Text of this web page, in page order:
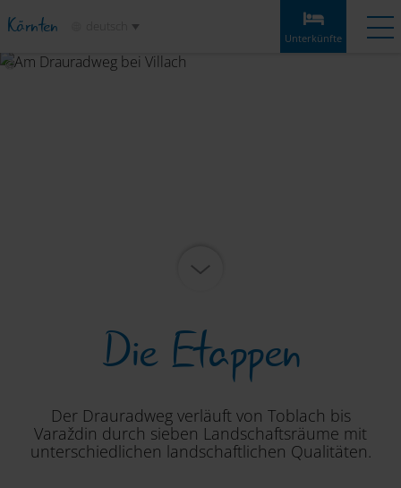
Kärnten Unterkünfte
Die Etappen
Der Drauradweg verläuft von Toblach bis
Varaždin durch sieben Landschaftsräume mit
unterschiedlichen landschaftlichen Qualitäten.